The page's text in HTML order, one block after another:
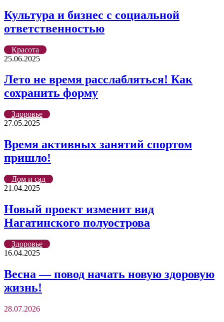
Культура и бизнес с социальной
ответственностью
Красота
25.06.2025
Лето не время расслабляться! Как
сохранить форму
Здоровье
27.05.2025
Время активных занятий спортом
пришло!
Дом и сад
21.04.2025
Новый проект изменит вид
Нагатинского полуострова
Здоровье
16.04.2025
Весна — повод начать новую здоровую
жизнь!
28.07.2026